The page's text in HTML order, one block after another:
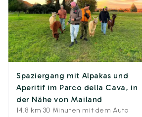
Spaziergang mit Alpakas und
Aperitif im Parco della Cava, in
der Nähe von Mailand
14.8 km 30 Minuten mit dem Auto